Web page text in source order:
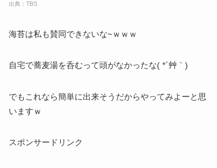
出典：TBS
海苔は私も賛同できないな~ｗｗｗ
自宅で蕎麦湯を呑むって頭がなかったな( *´艸｀)
でもこれなら簡単に出来そうだからやってみよーと思
いますｗ
スポンサードリンク